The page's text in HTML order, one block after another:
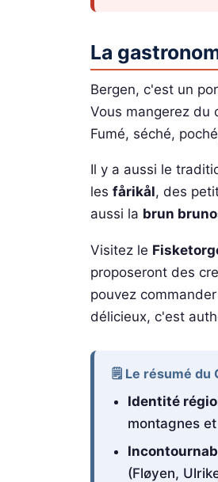
La
Bergen, c'est un
Vous mangerez du
Fumé, séché,
Il y a aussi le
les fårikål, des
aussi la brun
Visitez le
proposeront des
pouvez
délicieux, c'est
🗒️ Le résumé du
Identité
montagnes
(Fløyen,